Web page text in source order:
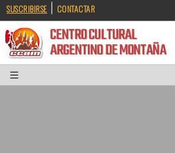
SUSCRIBIRSE | CONTACTAR
CENTRO CULTURAL
ARGENTINO DE MONTAÑA